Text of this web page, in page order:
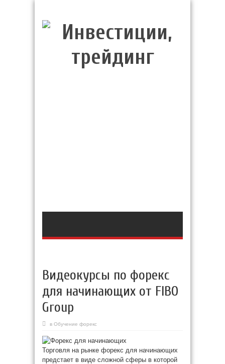
Видеокурсы по форекс
для начинающих от FIBO
Group
в Обучение форекс
Торговля на рынке форекс для начинающих
предстает в виде сложной сферы в которой